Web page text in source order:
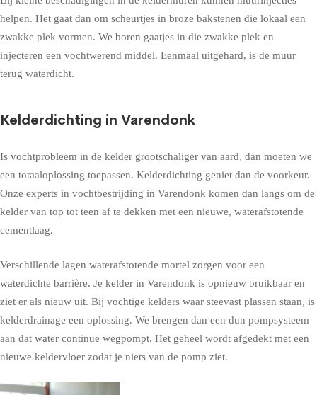
helpen. Het gaat dan om scheurtjes in broze bakstenen die lokaal een
zwakke plek vormen. We boren gaatjes in die zwakke plek en
injecteren een vochtwerend middel. Eenmaal uitgehard, is de muur
terug waterdicht.
Kelderdichting in Varendonk
Is vochtprobleem in de kelder grootschaliger van aard, dan moeten we
een totaaloplossing toepassen. Kelderdichting geniet dan de voorkeur.
Onze experts in vochtbestrijding in Varendonk komen dan langs om de
kelder van top tot teen af te dekken met een nieuwe, waterafstotende
cementlaag.
Verschillende lagen waterafstotende mortel zorgen voor een
waterdichte barrière. Je kelder in Varendonk is opnieuw bruikbaar en
ziet er als nieuw uit. Bij vochtige kelders waar steevast plassen staan, is
kelderdrainage een oplossing. We brengen dan een dun pompsysteem
aan dat water continue wegpompt. Het geheel wordt afgedekt met een
nieuwe keldervloer zodat je niets van de pomp ziet.